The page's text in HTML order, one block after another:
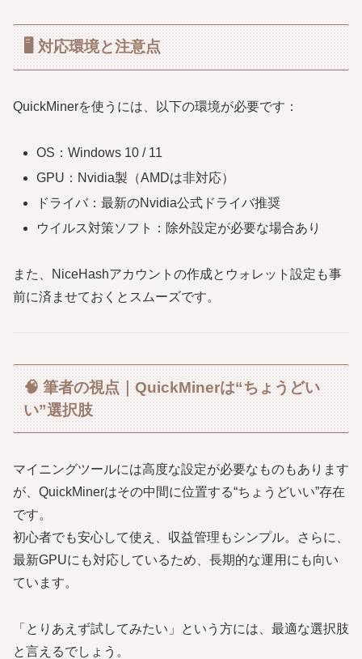
🖥️ 対応環境と注意点
QuickMinerを使うには、以下の環境が必要です：
OS：Windows 10 / 11
GPU：Nvidia製（AMDは非対応）
ドライバ：最新のNvidia公式ドライバ推奨
ウイルス対策ソフト：除外設定が必要な場合あり
また、NiceHashアカウントの作成とウォレット設定も事
前に済ませておくとスムーズです。
🧠 筆者の視点｜QuickMinerは“ちょうどい
い”選択肢
マイニングツールには高度な設定が必要なものもあります
が、QuickMinerはその中間に位置する“ちょうどいい”存在
です。
初心者でも安心して使え、収益管理もシンプル。さらに、
最新GPUにも対応しているため、長期的な運用にも向い
ています。
「とりあえず試してみたい」という方には、最適な選択肢
と言えるでしょう。